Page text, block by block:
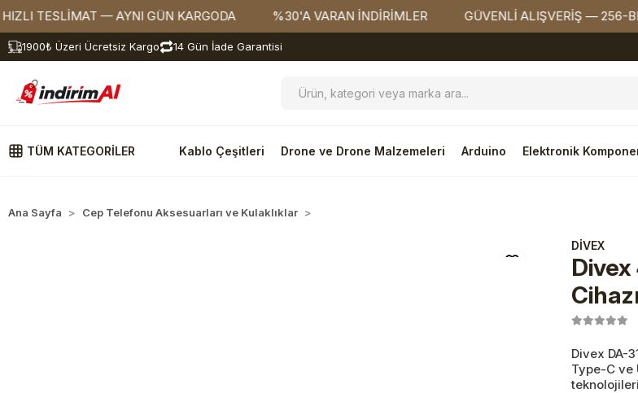
— AYNI GÜN KARGODA %30'A VARAN İNDİRİMLER GÜVENLİ ALIŞVERİŞ — 256-BIT SSL
1900₺ Üzeri Ücretsiz Kargo 14 Gün İade Garantisi
TÜM KATEGORİLER Kablo Çeşitleri Drone ve Drone Malzemeleri Arduino Elektronik
Ana Sayfa Cep Telefonu Aksesuarları ve Kulaklıklar
DİVEX
Divex DA-
Type-C ve